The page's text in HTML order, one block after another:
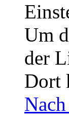
Um
der
Dort